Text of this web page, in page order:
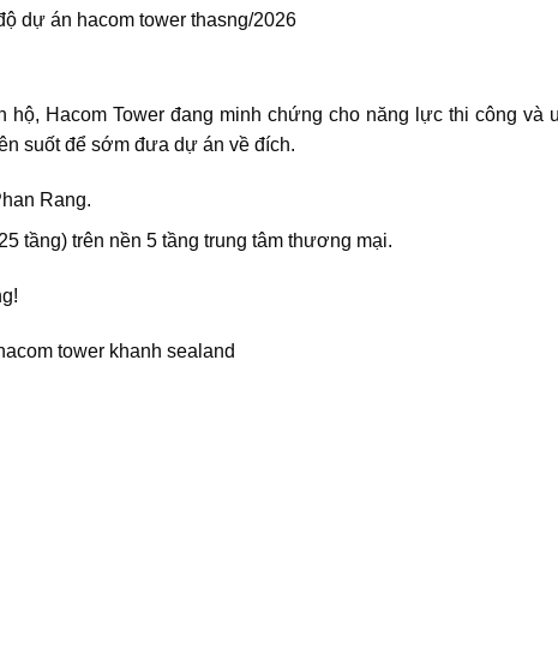
hộ, Hacom Tower đang minh chứng cho năng lực thi công và
suốt để sớm đưa dự án về đích.
Rang.
tầng) trên nền 5 tầng trung tâm thương mại.